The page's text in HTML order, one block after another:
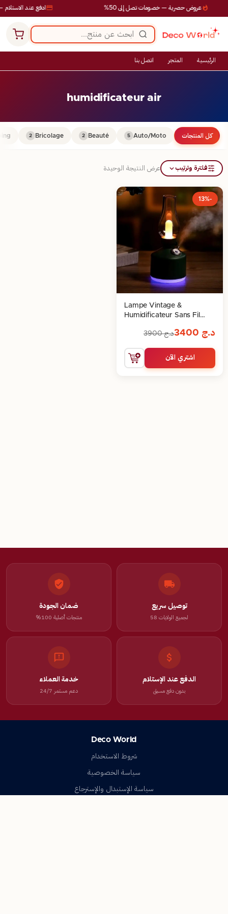
ادفع عند الاستلام عروض حصرية — خصومات تصل إلى 50%
الرئيسية المتجر اتصل بنا
humidificateur air
كل المنتجات Auto/Moto
5
Beauté
2
Bricolage
2
فلترة وترتيب عرض النتيجة الوحيدة
-13%
Lampe Vintage &
Humidificateur Sans Fil
د.ج د.ج3900
اشتري الآن
توصيل سريع
لجميع الولايات 58
ضمان الجودة
منتجات أصلية 100%
الدفع عند الإستلام
بدون دفع مسبق
خدمة العملاء
دعم مستمر 24/7
Deco World
شروط الاستخدام
سياسة الخصوصية
سياسة الإستبدال والإسترجاع